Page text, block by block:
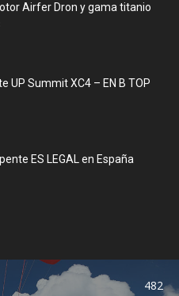
Airfer Dron y gama titanio
UP Summit XC4 – EN B TOP
ES LEGAL en España
482